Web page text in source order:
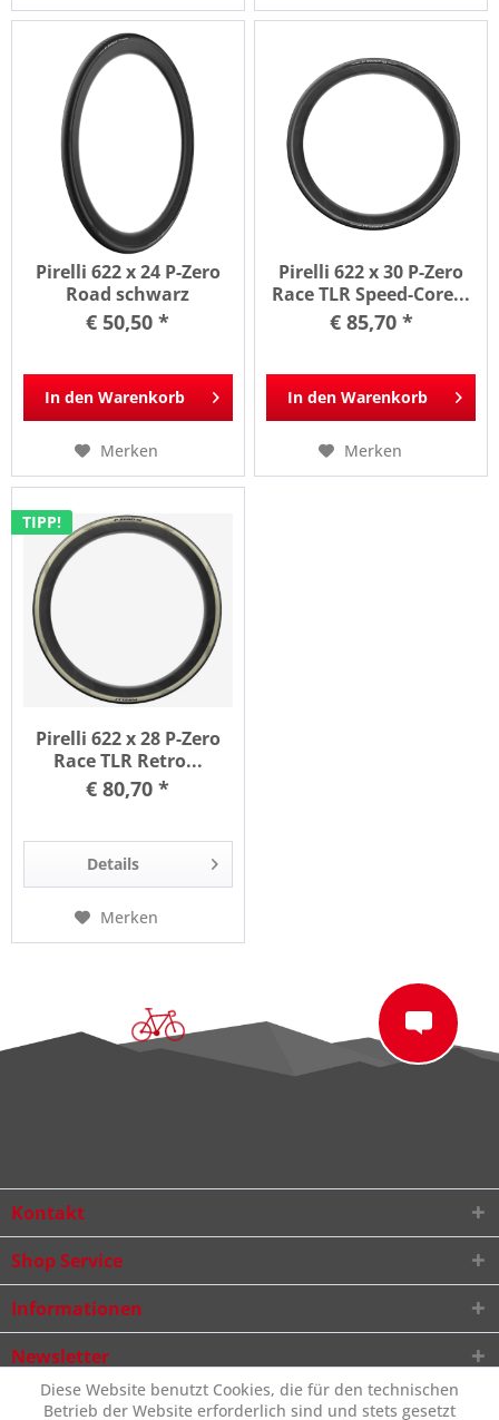
Pirelli 622 x 24 P-Zero
Road schwarz
€ 50,50 *
In den Warenkorb
Merken
Pirelli 622 x 30 P-Zero
Race TLR Speed-Core...
€ 85,70 *
In den Warenkorb
Merken
TIPP!
Pirelli 622 x 28 P-Zero
Race TLR Retro...
€ 80,70 *
Details
Merken
Kontakt
Shop Service
Informationen
Newsletter
Diese Website benutzt Cookies, die für den technischen
Betrieb der Website erforderlich sind und stets gesetzt